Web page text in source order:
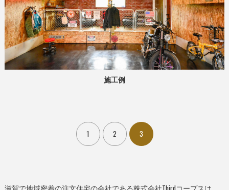
施工例
1 2 3
滋賀で地域密着の注文住宅の会社である株式会社Thirdコープスは、